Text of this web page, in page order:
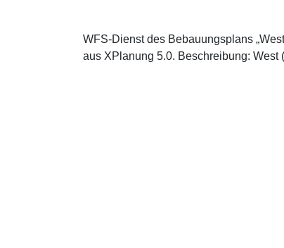
WFS-Dienst des Bebauungsplans
aus XPlanung 5.0. Beschreibung: West